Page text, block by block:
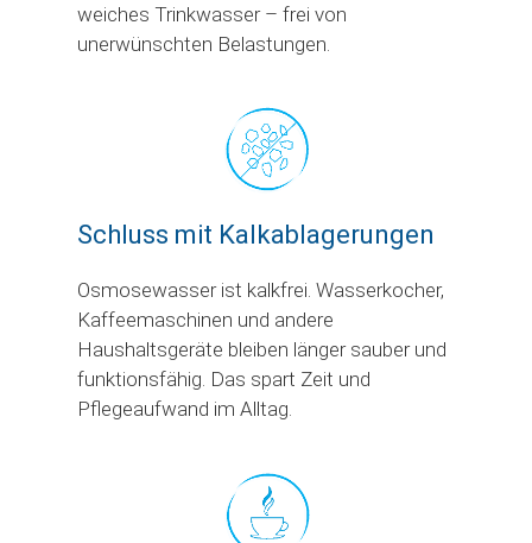
weiches Trinkwasser – frei von
unerwünschten Belastungen.
Schluss mit Kalkablagerungen
Osmosewasser ist kalkfrei. Wasserkocher,
Kaffeemaschinen und andere
Haushaltsgeräte bleiben länger sauber und
funktionsfähig. Das spart Zeit und
Pflegeaufwand im Alltag.